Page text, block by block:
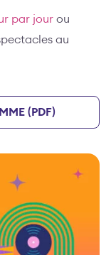
par jour ou
au
(PDF)